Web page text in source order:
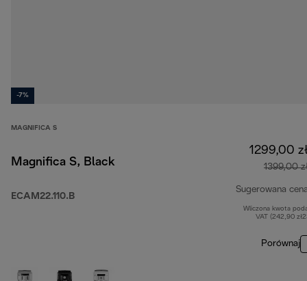
-7%
MAGNIFICA S
Magnifica S, Black
ECAM22.110.B
1299,00
1399,00
Sugerowana
Wliczona kwota
VAT (242,90
Porównaj